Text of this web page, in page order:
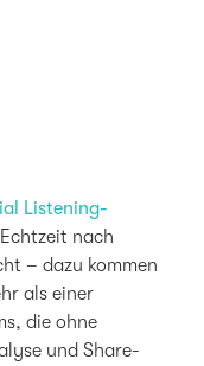
Listening-
nach
– dazu kommen
als einer
die ohne
und Share-